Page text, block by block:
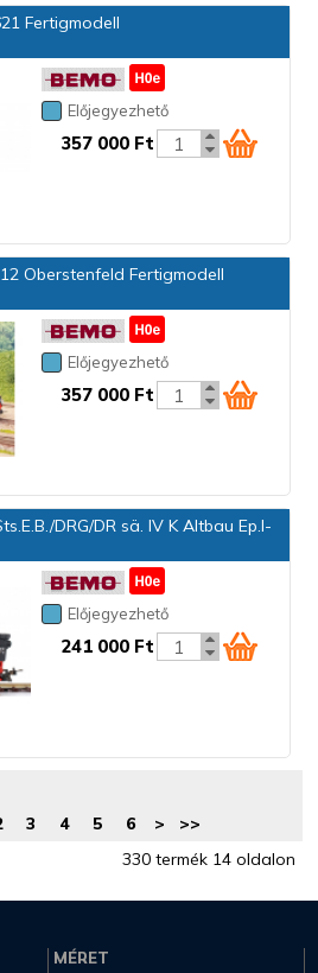
Fertigmodell
Előjegyezhető
357 000 Ft
Oberstenfeld Fertigmodell
Előjegyezhető
357 000 Ft
DRG/DR sä. IV K Altbau Ep.I-
Előjegyezhető
241 000 Ft
3 4 5 6 >
>>
330 termék 14 oldalon
MÉRET